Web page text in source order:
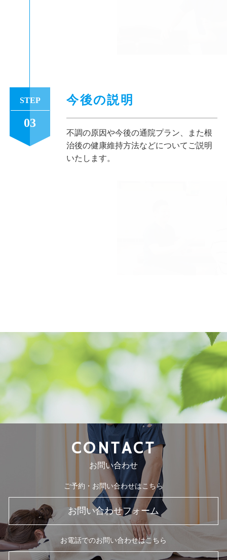
STEP
03
今後の説明
不調の原因や今後の通院プラン、また根
治後の健康維持方法などについてご説明
いたします。
CONTACT
お問い合わせ
ご予約・お問い合わせはこちら
お問い合わせフォーム
お電話でのお問い合わせはこちら